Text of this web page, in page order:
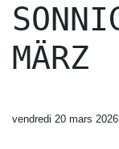
MÄRZ
vendredi 20 mars 2026